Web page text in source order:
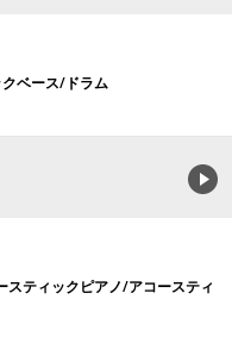
ベース/ドラム
ティックピアノ/アコースティ